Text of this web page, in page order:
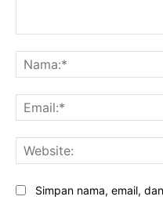
Simpan nama, email,